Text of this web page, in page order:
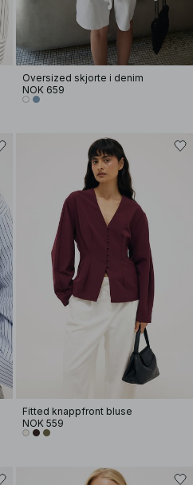
Oversized skjorte i denim
NOK 659
Fitted knappfront bluse
NOK 559